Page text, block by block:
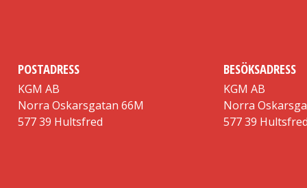
POSTADRESS
KGM AB
Norra Oskarsgatan 66M
577 39 Hultsfred
BESÖKSADRESS
KGM AB
Norra
577 39